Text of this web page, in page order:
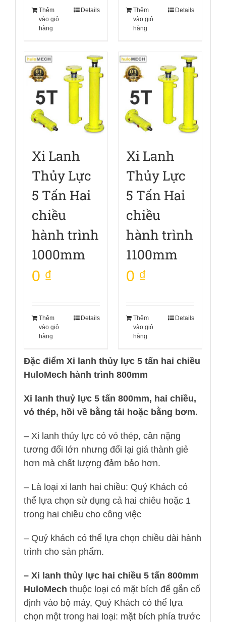
Thêm
vào giỏ
hàng
Details
Thêm
vào giỏ
hàng
Details
Xi Lanh
Thủy Lực
5 Tấn Hai
chiều
hành trình
1000mm
0 ₫
Thêm
vào giỏ
hàng
Details
Xi Lanh
Thủy Lực
5 Tấn Hai
chiều
hành trình
1100mm
0 ₫
Thêm
vào giỏ
hàng
Details
Đặc điểm Xi lanh thủy lực 5 tấn hai chiều
HuloMech hành trình 800mm
Xi lanh thuỷ lực 5 tấn 800mm, hai chiều,
vỏ thép, hồi về bằng tải hoặc bằng bơm.
– Xi lanh thủy lực có vỏ thép, cân nặng
tương đối lớn nhưng đổi lại giá thành giẻ
hơn mà chất lượng đảm bảo hơn.
– Là loại xi lanh hai chiều: Quý Khách có
thể lựa chọn sử dụng cả hai chiêu hoặc 1
trong hai chiều cho công việc
– Quý khách có thể lựa chọn chiều dài hành
trình cho sản phẩm.
– Xi lanh thủy lực hai chiều 5 tấn 800mm
HuloMech thuộc loại có mặt bích để gắn cố
định vào bộ máy, Quý Khách có thể lựa
chọn một trong hai loại: mặt bích phía trước